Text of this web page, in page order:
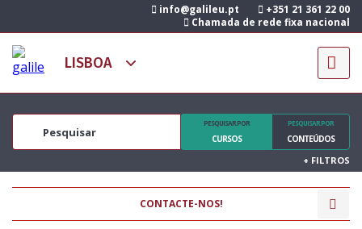
info@galileu.pt
+351 21 361 22 00
Chamada de rede fixa nacional
PESQUISAR POR
CURSOS
PESQUISAR POR
CONTEÚDOS
+ FILTROS
CONTACTE-NOS!